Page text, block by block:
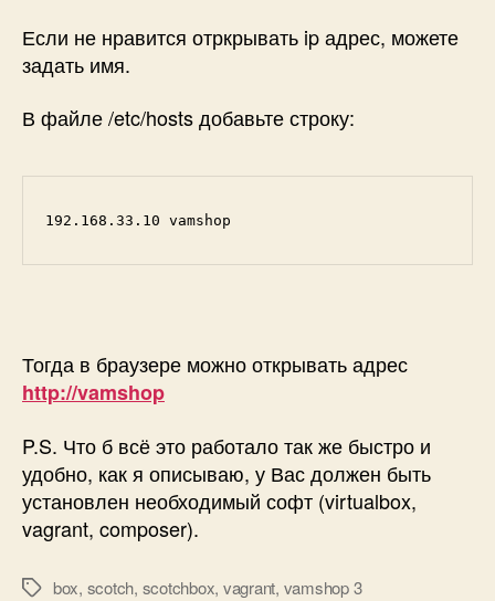
Если не нравится отркрывать ip адрес, можете
задать имя.
В файле /etc/hosts добавьте строку:
192.168.33.10 vamshop
Тогда в браузере можно открывать адрес
http://vamshop
P.S. Что б всё это работало так же быстро и
удобно, как я описываю, у Вас должен быть
установлен необходимый софт (virtualbox,
vagrant, composer).
Меткиbox, scotch, scotchbox, vagrant, vamshop 3